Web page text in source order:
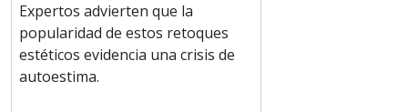
Expertos advierten que la
popularidad de estos retoques
estéticos evidencia una crisis de
autoestima.